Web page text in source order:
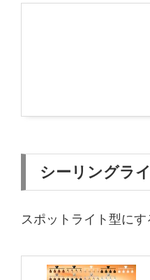
シーリングラ
スポットライト型にす